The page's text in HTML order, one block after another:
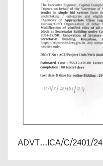
ADVT...ICA/C/2401/24